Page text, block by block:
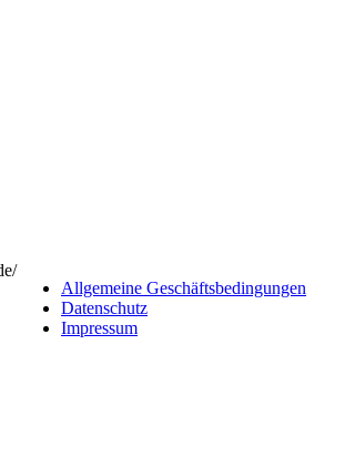
/
Allgemeine Geschäftsbedingungen
Datenschutz
Impressum